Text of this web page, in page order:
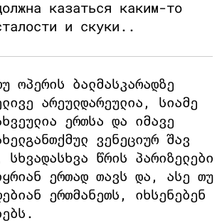
казаться каким-то
и скуки..
ოპერის ბალმასკარადზე
არეულდარეულია, სიამე
ერთსა და იმავე
ვენეციურ შავ
სხვადასხვა წრის პარიზელები
ერთად თავს და, ასე თუ
ერთმანეთს, იხსენებენ